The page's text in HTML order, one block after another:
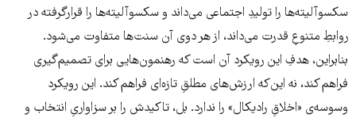
سکسوآلیته‌ها را تولیدِ اجتماعی می‌داند و سکسوآلیته‌ها را قرارگرفته در
روابطِ متنوعِ قدرت می‌داند، از هر دوی آن سنت‌ها متفاوت می‌شود.
بنابراین، هدفِ این رویکرد آن است که رهنمون‌هایی برای تصمیم‌گیری
فراهم کند، نه این‌که ارزش‌های مطلقِ تازه‌ای فراهم کند. این رویکرد
وسوسه‌ی «اخلاقِ رادیکال» را ندارد. بل، تاکیدش را بر سزاواریِ انتخاب و